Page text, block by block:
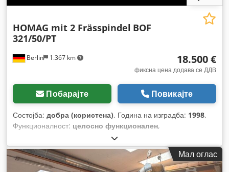
Berlin 1.367 km
HOMAG mit 2 Frässpindel BOF
321/50/PT
18.500 €
фиксна цена додава се ДДВ
Побарајте Повикајте
Состојба: добра (користена), Година на изградба: 1998,
Функционалност: целосно функционален,
Мал оглас